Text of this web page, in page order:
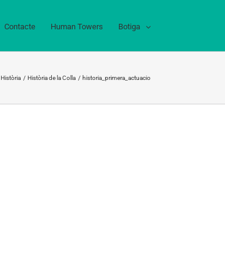
Contacte Human Towers Botiga
Història Història de la Colla historia_primera_actuacio